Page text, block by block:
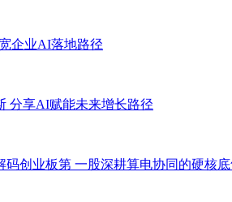
企业AI落地路径
分享AI赋能未来增长路径
创业板第 一股深耕算电协同的硬核